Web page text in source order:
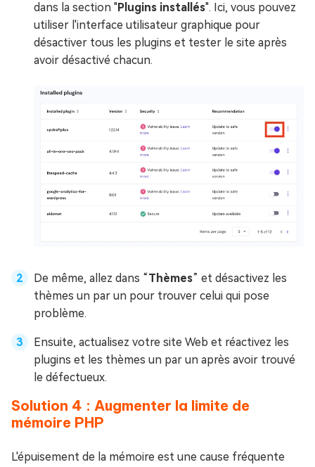
dans la section "Plugins installés". Ici, vous pouvez
utiliser l'interface utilisateur graphique pour
désactiver tous les plugins et tester le site après
avoir désactivé chacun.
De même, allez dans “Thèmes” et désactivez les
thèmes un par un pour trouver celui qui pose
problème.
Ensuite, actualisez votre site Web et réactivez les
plugins et les thèmes un par un après avoir trouvé
le défectueux.
Solution 4 : Augmenter la limite de
mémoire PHP
L'épuisement de la mémoire est une cause fréquente